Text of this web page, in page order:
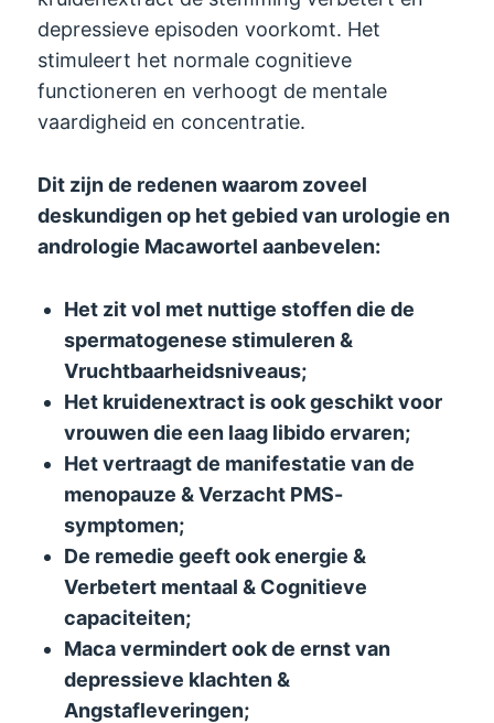
depressieve episoden voorkomt. Het
stimuleert het normale cognitieve
functioneren en verhoogt de mentale
vaardigheid en concentratie.
Dit zijn de redenen waarom zoveel
deskundigen op het gebied van urologie en
andrologie Macawortel aanbevelen:
Het zit vol met nuttige stoffen die de
spermatogenese stimuleren &
Vruchtbaarheidsniveaus;
Het kruidenextract is ook geschikt voor
vrouwen die een laag libido ervaren;
Het vertraagt ​​de manifestatie van de
menopauze & Verzacht PMS-
symptomen;
De remedie geeft ook energie &
Verbetert mentaal & Cognitieve
capaciteiten;
Maca vermindert ook de ernst van
depressieve klachten &
Angstafleveringen;